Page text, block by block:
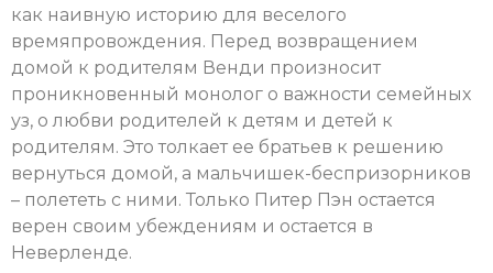
как наивную историю для веселого
времяпровождения. Перед возвращением
домой к родителям Венди произносит
проникновенный монолог о важности семейных
уз, о любви родителей к детям и детей к
родителям. Это толкает ее братьев к решению
вернуться домой, а мальчишек-беспризорников
– полететь с ними. Только Питер Пэн остается
верен своим убеждениям и остается в
Неверленде.